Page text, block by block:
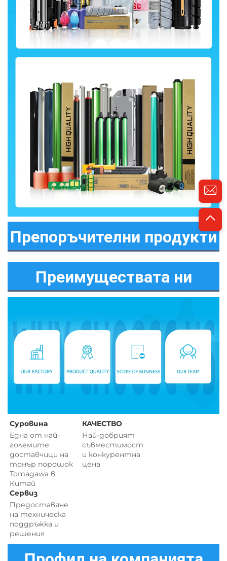
Препоръчителни продукти
Преимуществата ни
Суровина
Една от най-
големите
доставчици на
тонър порошок
Tomagawa в
Китай
КАЧЕСТВО
Най-добрият
съвместимост
и конкурентна
цена
Сервиз
Предоставяне
на техническа
поддръжка и
решения